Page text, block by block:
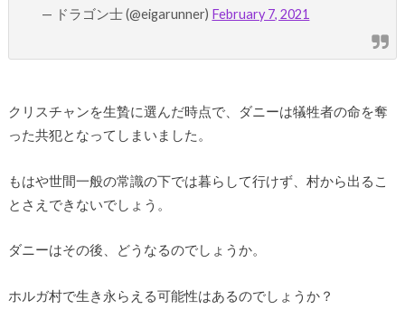
— ドラゴン士 (@eigarunner) February 7, 2021
クリスチャンを生贄に選んだ時点で、ダニーは犠牲者の命を奪
った共犯となってしまいました。
もはや世間一般の常識の下では暮らして行けず、村から出るこ
とさえできないでしょう。
ダニーはその後、どうなるのでしょうか。
ホルガ村で生き永らえる可能性はあるのでしょうか？